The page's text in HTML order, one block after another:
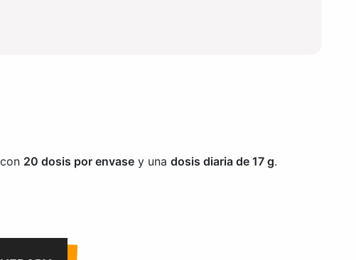
20 dosis por envase y una dosis diaria de 17 g.